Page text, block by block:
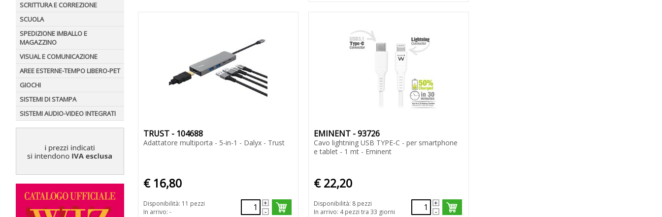
SCRITTURA E CORREZIONE
SCUOLA
SPEDIZIONE IMBALLO E
MAGAZZINO
VISUAL E COMUNICAZIONE
AREE ESTERNE-TEMPO LIBERO-PET
GIOCHI
SISTEMI DI STAMPA
SISTEMI AUDIO-VIDEO INTEGRATI
TRUST - 104688
Adattatore multiporta - 5-in-1 - Dalyx - Trust
€ 16,80
Disponibilità: 11 pezzi
In arrivo: -
EMINENT - 93726
Cavo lightning USB TYPE-C - per smartphone
e tablet - 1 mt - Eminent
€ 22,20
Disponibilità: 8 pezzi
In arrivo: 4 pezzi tra 33 giorni